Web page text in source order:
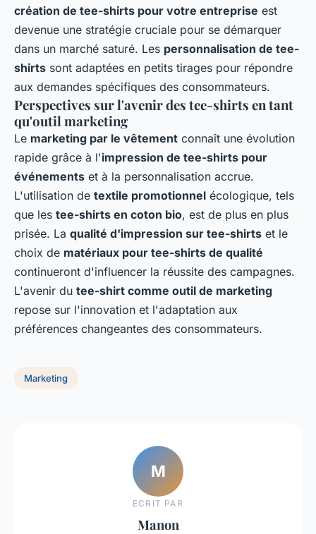
création de tee-shirts pour votre entreprise est
devenue une stratégie cruciale pour se démarquer
dans un marché saturé. Les personnalisation de tee-
shirts sont adaptées en petits tirages pour répondre
aux demandes spécifiques des consommateurs.
Perspectives sur l'avenir des tee-shirts en tant
qu'outil marketing
Le marketing par le vêtement connaît une évolution
rapide grâce à l'impression de tee-shirts pour
événements et à la personnalisation accrue.
L'utilisation de textile promotionnel écologique, tels
que les tee-shirts en coton bio, est de plus en plus
prisée. La qualité d'impression sur tee-shirts et le
choix de matériaux pour tee-shirts de qualité
continueront d'influencer la réussite des campagnes.
L'avenir du tee-shirt comme outil de marketing
repose sur l'innovation et l'adaptation aux
préférences changeantes des consommateurs.
Marketing
M
ECRIT PAR
Manon